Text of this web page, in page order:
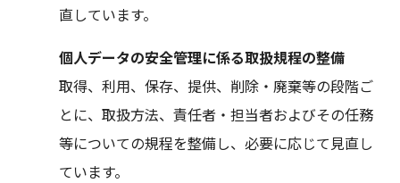
直しています。
個人データの安全管理に係る取扱規程の整備
取得、利用、保存、提供、削除・廃棄等の段階ご
とに、取扱方法、責任者・担当者およびその任務
等についての規程を整備し、必要に応じて見直し
ています。